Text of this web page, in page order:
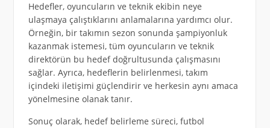
Hedefler, oyuncuların ve teknik ekibin neye
ulaşmaya çalıştıklarını anlamalarına yardımcı olur.
Örneğin, bir takımın sezon sonunda şampiyonluk
kazanmak istemesi, tüm oyuncuların ve teknik
direktörün bu hedef doğrultusunda çalışmasını
sağlar. Ayrıca, hedeflerin belirlenmesi, takım
içindeki iletişimi güçlendirir ve herkesin aynı amaca
yönelmesine olanak tanır.
Sonuç olarak, hedef belirleme süreci, futbol